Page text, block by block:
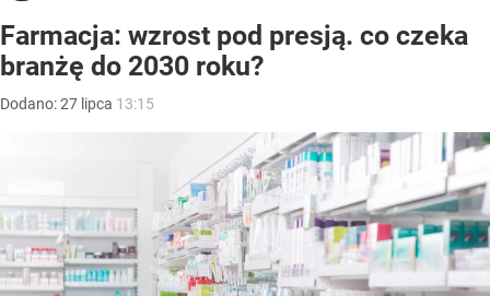
Farmacja: wzrost pod presją. co czeka
branżę do 2030 roku?
Dodano:27 lipca 13:15